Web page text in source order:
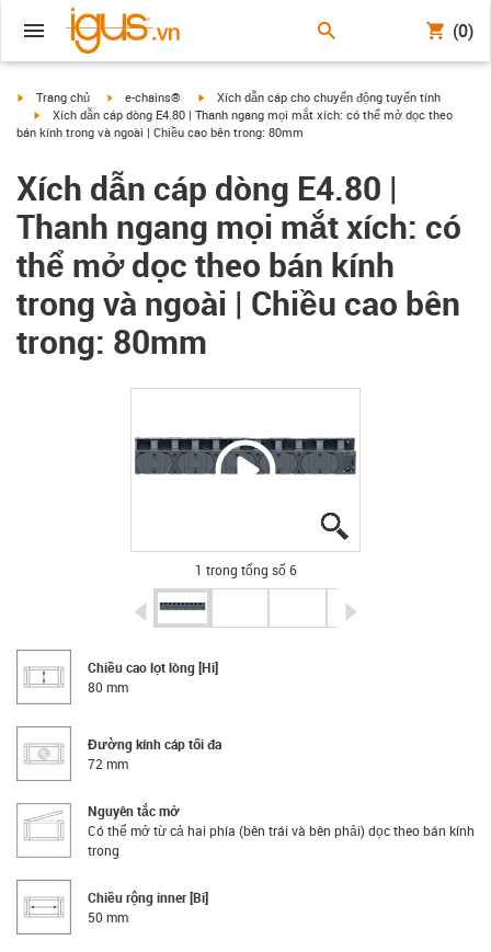
(0)
igus-icon-arrow-right
Trang chủ igus-icon-arrow-right
e-chains® igus-icon-arrow-right
Xích dẫn cáp cho chuyển động tuyến tính
igus-icon-arrow-right
Xích dẫn cáp dòng E4.80 | Thanh ngang mọi mắt xích: có thể mở dọc theo
bán kính trong và ngoài | Chiều cao bên trong: 80mm
Xích dẫn cáp dòng E4.80 |
Thanh ngang mọi mắt xích: có
thể mở dọc theo bán kính
trong và ngoài | Chiều cao bên
trong: 80mm
1 trong tổng số 6
igus-icon-arrow-left
Chiều cao lọt lòng [Hi]
80 mm
Đường kính cáp tối đa
72 mm
Nguyên tắc mở
Có thể mở từ cả hai phía (bên trái và bên phải) dọc theo bán kính
trong
Chiều rộng inner [Bi]
50 mm